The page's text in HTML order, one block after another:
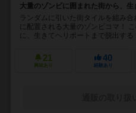
大量のゾンビに囲まれた街から、
ランダムに引いた街タイルを組み
に配置される大量のゾンビコマ！
に、生きてヘリポートまで脱出する
21
興味あり
40
経験あり